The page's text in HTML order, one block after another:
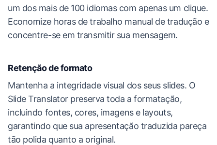
um dos mais de 100 idiomas com apenas um clique.
Economize horas de trabalho manual de tradução e
concentre-se em transmitir sua mensagem.
Retenção de formato
Mantenha a integridade visual dos seus slides. O
Slide Translator preserva toda a formatação,
incluindo fontes, cores, imagens e layouts,
garantindo que sua apresentação traduzida pareça
tão polida quanto a original.